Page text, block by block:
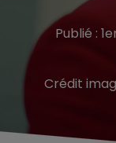
Publié :
Crédit